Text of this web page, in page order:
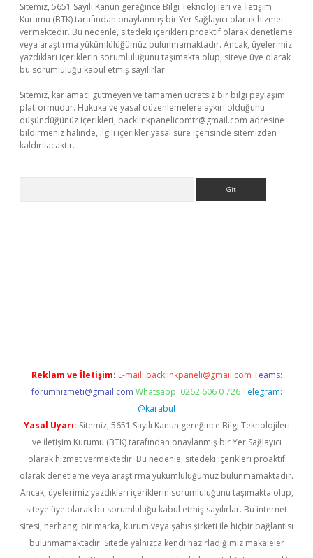
Sitemiz, 5651 Sayılı Kanun gereğince Bilgi Teknolojileri ve İletişim
Kurumu (BTK) tarafından onaylanmış bir Yer Sağlayıcı olarak hizmet
vermektedir. Bu nedenle, sitedeki içerikleri proaktif olarak denetleme
veya araştırma yükümlülüğümüz bulunmamaktadır. Ancak, üyelerimiz
yazdıkları içeriklerin sorumluluğunu taşımakta olup, siteye üye olarak
bu sorumluluğu kabul etmiş sayılırlar.
Sitemiz, kar amacı gütmeyen ve tamamen ücretsiz bir bilgi paylaşım
platformudur. Hukuka ve yasal düzenlemelere aykırı olduğunu
düşündüğünüz içerikleri, backlinkpanelicomtr@gmail.com adresine
bildirmeniz halinde, ilgili içerikler yasal süre içerisinde sitemizden
kaldırılacaktır.
Reklam ve İletişim: E-mail: backlinkpaneli@gmail.com Teams:
forumhizmeti@gmail.com Whatsapp: 0262 606 0 726 Telegram:
@karabul
Yasal Uyarı: Sitemiz, 5651 Sayılı Kanun gereğince Bilgi Teknolojileri
ve İletişim Kurumu (BTK) tarafından onaylanmış bir Yer Sağlayıcı
olarak hizmet vermektedir. Bu nedenle, sitedeki içerikleri proaktif
olarak denetleme veya araştırma yükümlülüğümüz bulunmamaktadır.
Ancak, üyelerimiz yazdıkları içeriklerin sorumluluğunu taşımakta olup,
siteye üye olarak bu sorumluluğu kabul etmiş sayılırlar. Bu internet
sitesi, herhangi bir marka, kurum veya şahıs şirketi ile hiçbir bağlantısı
bulunmamaktadır. Sitede yalnızca kendi hazırladığımız makaleler